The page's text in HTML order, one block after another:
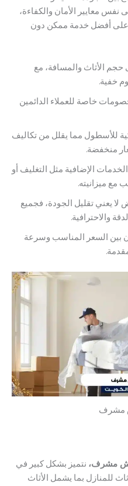
الأمان والكفاءة،
خدمة ممكن دون
والمسافة، مع
للعملاء الدائمين
مما يقلل من تكاليف
مثل التغليف أو
الجودة، فجميع
المناسب وسرعة
نتميز بشكل كبير في
بما يشمل الأثاث